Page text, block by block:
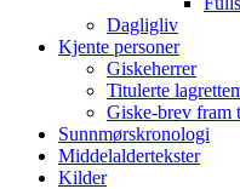
Dagligliv
Kjente personer
Giskeherrer
Titulerte
Giske-brev fram
Sunnmørskronologi
Middelaldertekster
Kilder